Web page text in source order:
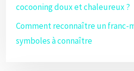
cocooning doux et chaleureux ?
Comment reconnaître un franc-
symboles à connaître